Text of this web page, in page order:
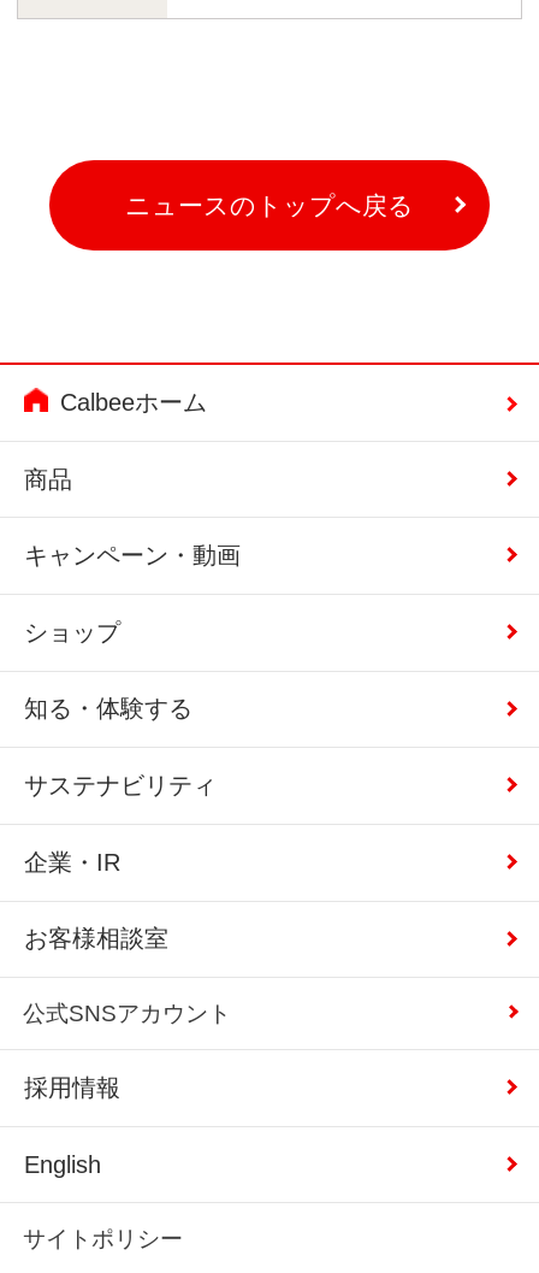
ニュースのトップへ戻る
Calbeeホーム
商品
キャンペーン・動画
ショップ
知る・体験する
サステナビリティ
企業・IR
お客様相談室
公式SNSアカウント
採用情報
English
サイトポリシー